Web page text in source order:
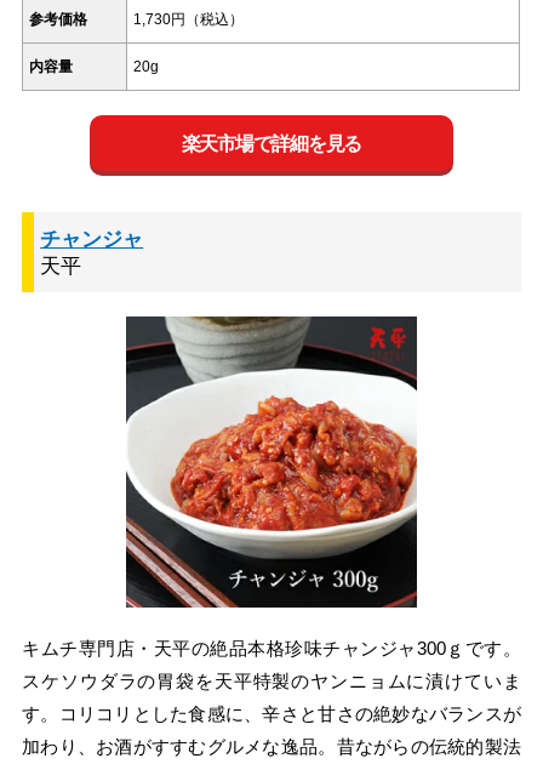
参考価格 1,730円（税込）
内容量 20g
楽天市場で詳細を見る
チャンジャ
天平
キムチ専門店・天平の絶品本格珍味チャンジャ300ｇです。
スケソウダラの胃袋を天平特製のヤンニョムに漬けていま
す。コリコリとした食感に、辛さと甘さの絶妙なバランスが
加わり、お酒がすすむグルメな逸品。昔ながらの伝統的製法